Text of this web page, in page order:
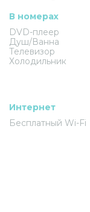
В номерах
DVD-плеер
Душ/Ванна
Телевизор
Холодильник
Интернет
Бесплатный Wi-Fi